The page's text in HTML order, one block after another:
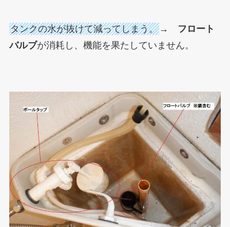
タンクの水が抜けて減ってしまう。→
フロート
バルブが消耗し、機能を果たしていません。